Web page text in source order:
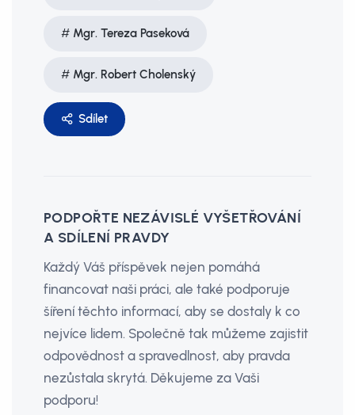
Mgr. Tereza Paseková
Mgr. Robert Cholenský
Sdílet
PODPOŘTE NEZÁVISLÉ VYŠETŘOVÁNÍ
A SDÍLENÍ PRAVDY
Každý Váš příspěvek nejen pomáhá
financovat naši práci, ale také podporuje
šíření těchto informací, aby se dostaly k co
nejvíce lidem. Společně tak můžeme zajistit
odpovědnost a spravedlnost, aby pravda
nezůstala skrytá. Děkujeme za Vaši
podporu!